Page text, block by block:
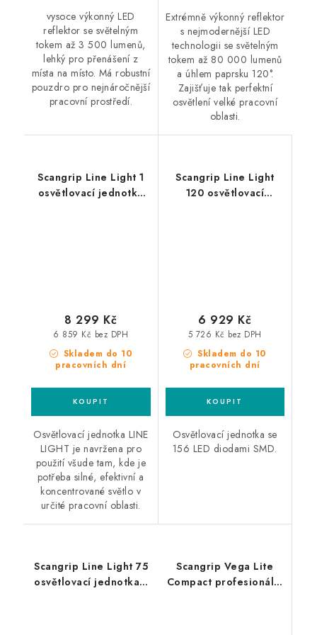
vysoce výkonný LED
reflektor se světelným
tokem až 3 500 lumenů,
lehký pro přenášení z
místa na místo. Má robustní
pouzdro pro nejnáročnější
pracovní prostředí.
Extrémně výkonný reflektor
s nejmodernější LED
technologii se světelným
tokem až 80 000 lumenů
a úhlem paprsku 120°.
Zajišťuje tak perfektní
osvětlení velké pracovní
oblasti.
Scangrip Line Light 1
osvětlovací jednotka
Skladem do 10
pracovních dní
6 859 Kč bez DPH
8 299 Kč
Osvětlovací jednotka LINE
LIGHT je navržena pro
použití všude tam, kde je
potřeba silné, efektivní a
koncentrované světlo v
určité pracovní oblasti.
Scangrip Line Light
120 osvětlovací
Skladem do 10
pracovních dní
5 726 Kč bez DPH
6 929 Kč
Osvětlovací jednotka se
156 LED diodami SMD.
Scangrip Line Light 75
osvětlovací jednotka s
Scangrip Vega Lite
Compact profesionální